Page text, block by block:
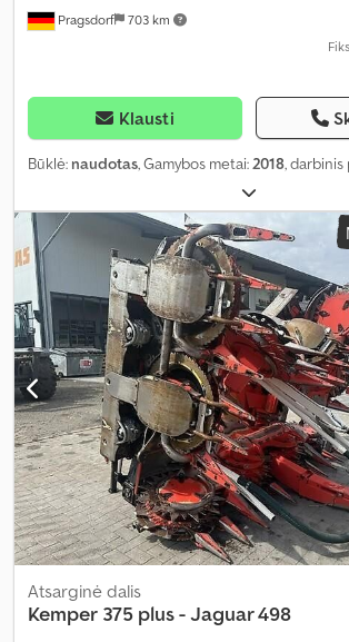
Pragsdorf 703 km
Klausti
Būklė: naudotas, Gamybos metai:2018, darbinis
Atsarginė dalis
Kemper 375 plus - Jaguar 498